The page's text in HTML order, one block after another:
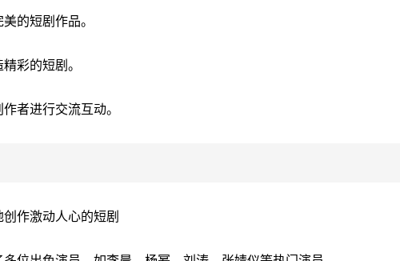
的短剧作品。
彩的短剧。
者进行交流互动。
作激动人心的短剧